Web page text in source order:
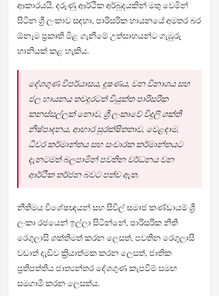
ආකාරයයි. දරුණු ආර්ථික අර්බුදයකින් මතු වෙමින්
සිටින ශ්‍රී ලංකාව සඳහා, පාරිසරික හායනයේ අමතර බර
ඕනෑම ප්‍රකෘති මිළ ගැනීමේ උත්සාහයන්ට ගැඹුරු
හානියක් කළ හැකිය.
දේශගුණ විපර්යාසය, දූෂණය, වන විනාශය සහ
ජල හායනය තවදුරටත් වියුක්ත පාරිසරික
කනස්සල්ලක් නොව, ශ්‍රී ලංකාවේ විදුලි ශක්ති
නිෂ්පාදනය, ආහාර සුරක්ෂිතතාව, වෙළඳාම,
ධීවර කර්මාන්තය සහ සංචාරක කර්මාන්තයට
දැනටමත් බලපාමින් පවතින වර්ධනය වන
ආර්ථික තර්ජන බවට පත්ව ඇත.
නීතිමය විශේෂඥයන් සහ සිවිල් සමාජ කණ්ඩායම් ශ්‍රී
ලංකා රජයෙන් ඉල්ලා සිටින්නේ, පාරිසරික නීති
රෙගුලාසි ශක්තිමත් කරන ලෙසත්, පවතින රෙගුලාසි
වඩාත් දැඩිව ක්‍රියාත්මක කරන ලෙසත්, ජාතික
ප්‍රතිපත්තිය ජාත්‍යන්තර දේශගුණ කැපවීම් සමඟ
සමගාමී කරන ලෙසත්ය.